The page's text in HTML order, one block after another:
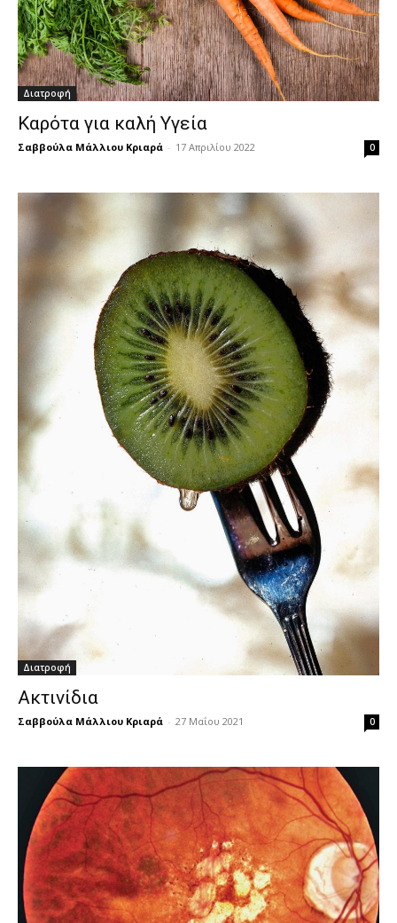
Διατροφή
Καρότα για καλή Υγεία
Σαββούλα Μάλλιου Κριαρά - 17 Απριλίου 2022 0
Διατροφή
Ακτινίδια
Σαββούλα Μάλλιου Κριαρά - 27 Μαΐου 2021 0